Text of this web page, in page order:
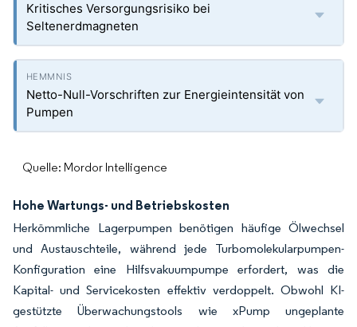
Kritisches Versorgungsrisiko bei
Seltenerdmagneten
Netto-Null-Vorschriften zur Energieintensität von
Pumpen
Quelle: Mordor Intelligence
Hohe Wartungs- und Betriebskosten
Herkömmliche Lagerpumpen benötigen häufige Ölwechsel
und Austauschteile, während jede Turbomolekularpumpen-
Konfiguration eine Hilfsvakuumpumpe erfordert, was die
Kapital- und Servicekosten effektiv verdoppelt. Obwohl KI-
gestützte Überwachungstools wie xPump ungeplante